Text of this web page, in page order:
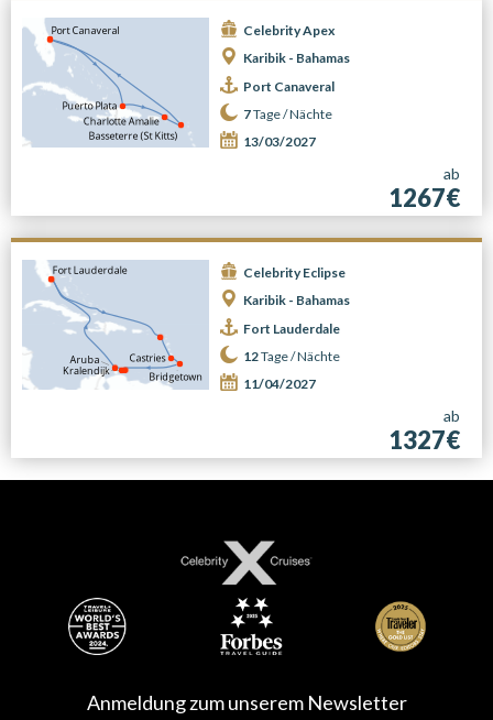
Celebrity Apex
Karibik - Bahamas
Port Canaveral
7Tage /Nächte
13/03/2027
ab
1267€
Celebrity Eclipse
Karibik - Bahamas
Fort Lauderdale
12Tage /Nächte
11/04/2027
ab
1327€
Anmeldung zum unserem Newsletter